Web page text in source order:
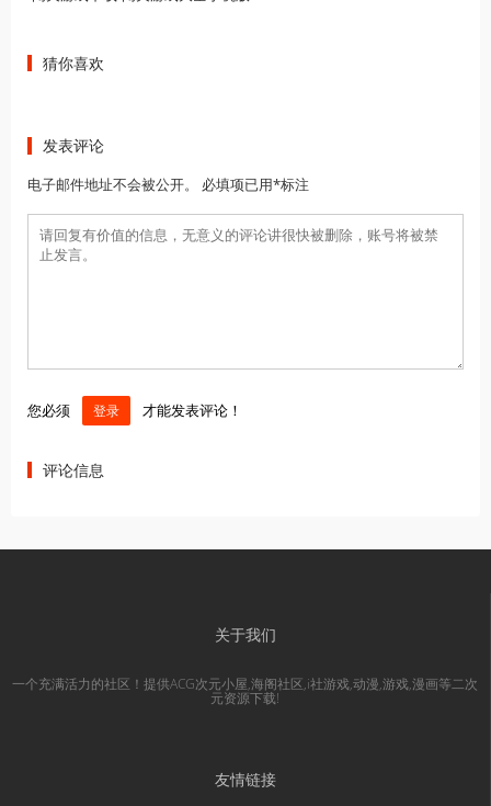
猜你喜欢
发表评论
电子邮件地址不会被公开。 必填项已用*标注
您必须 登录 才能发表评论！
评论信息
关于我们
一个充满活力的社区！提供ACG次元小屋,海阁社区,i社游戏,动漫,游戏,漫画等二次
元资源下载!
友情链接